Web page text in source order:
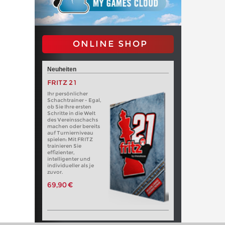
ONLINE SHOP
Neuheiten
FRITZ 21
Ihr persönlicher
Schachtrainer - Egal,
ob Sie Ihre ersten
Schritte in die Welt
des Vereinsschachs
machen oder bereits
auf Turnierniveau
spielen: Mit FRITZ
trainieren Sie
effizienter,
intelligenter und
individueller als je
zuvor.
69,90 €